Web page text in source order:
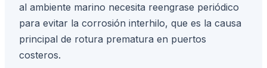
al ambiente marino necesita reengrase periódico
para evitar la corrosión interhilo, que es la causa
principal de rotura prematura en puertos
costeros.